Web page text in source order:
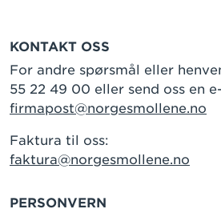
KONTAKT OSS
For andre spørsmål eller
55 22 49 00 eller send oss en
firmapost@norgesmollene.no
Faktura til oss:
faktura@norgesmollene.no
PERSONVERN